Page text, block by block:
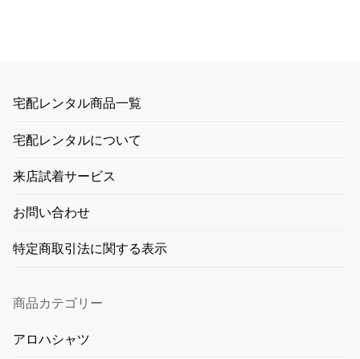
宅配レンタル商品一覧
宅配レンタルについて
来店試着サービス
お問い合わせ
特定商取引法に関する表示
商品カテゴリー
アロハシャツ